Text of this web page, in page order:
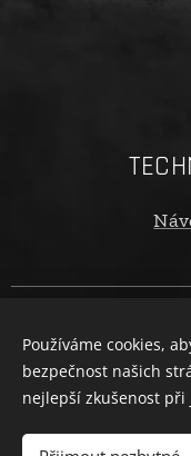
Obchodní
Používáme cookies,
bezpečnost našich
nejlepší zkušenost při